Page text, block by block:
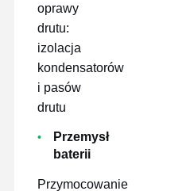
oprawy
drutu:
izolacja
kondensatorów
i pasów
drutu
Przemysł
baterii
Przymocowanie